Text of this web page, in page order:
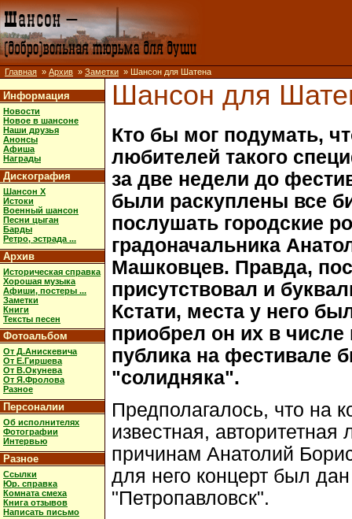
Главная » Архив » Заметки » Шансон для Шатена
Информация
Новости
Новое в шансоне
Наши друзья
Анонсы
Афиша
Награды
Дискография
Шансон X
Истоки
Военный шансон
Песни цыган
Барды
Ретро, эстрада ...
Архив
Историческая справка
Хорошая музыка
Афиши, постеры ...
Заметки
Книги
Тексты песен
Фотоальбом
От Д.Анискевича
От Е.Гиршева
От В.Окунева
От Я.Фролова
Разное
Персоналии
Об исполнителях
Фотографии
Интервью
Разное
Ссылки
Юр. справка
Комната смеха
Книга отзывов
Написать письмо
Шансон для
Кто бы мог подумать,
любителей такого
за две недели до
были раскуплены все
послушать городские
градоначальника
Машковцев. Правда,
присутствовал и
Кстати, места у него
приобрел он их в числе
публика на фестивале
"солидняка".
Предполагалось, что на
известная,
причинам Анатолий
для него концерт был
"Петропавловск".